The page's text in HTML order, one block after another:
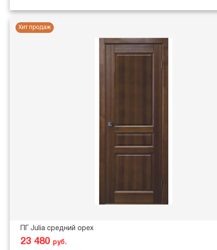
Хит продаж
ПГ Julia средний орех
23 480 руб.